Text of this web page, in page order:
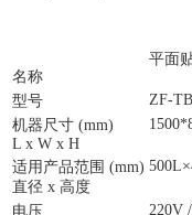
名称
平面
型号 ZF-
机器尺寸 (mm)
L x W x H
适用产品范围 (mm)
直径 x 高度
电压 220V